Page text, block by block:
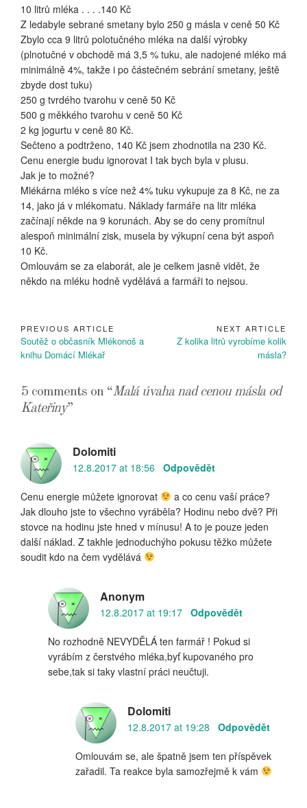
10 litrů mléka . . . .140 Kč
Z ledabyle sebrané smetany bylo 250 g másla v ceně 50 Kč
Zbylo cca 9 litrů polotučného mléka na další výrobky
(plnotučné v obchodě má 3,5 % tuku, ale nadojené mléko má
minimálně 4%, takže i po částečném sebrání smetany, ještě
zbyde dost tuku)
250 g tvrdého tvarohu v ceně 50 Kč
500 g měkkého tvarohu v ceně 50 Kč
2 kg jogurtu v ceně 80 Kč.
Sečteno a podtrženo, 140 Kč jsem zhodnotila na 230 Kč.
Cenu energie budu ignorovat I tak bych byla v plusu.
Jak je to možné?
Mlékárna mléko s více než 4% tuku vykupuje za 8 Kč, ne za
14, jako já v mlékomatu. Náklady farmáře na litr mléka
začínají někde na 9 korunách. Aby se do ceny promítnul
alespoň minimální zisk, musela by výkupní cena být aspoň
10 Kč.
Omlouvám se za elaborát, ale je celkem jasně vidět, že
někdo na mléku hodně vydělává a farmáři to nejsou.
Navigace
pro
PREVIOUS ARTICLE
Previous
Article:
Soutěž o občasník Mlékonoš a
knihu Domácí Mlékař
NEXT ARTICLE
Next
Z kolika litrů vyrobíme kolik
másla?
5 comments on “Malá úvaha nad cenou másla od
Kateřiny”
Dolomiti
12.8.2017 at 18:56 Odpovědět
Cenu energie můžete ignorovat
a co cenu vaší práce?
Jak dlouho jste to všechno vyráběla? Hodinu nebo dvě? Při
stovce na hodinu jste hned v mínusu! A to je pouze jeden
další náklad. Z takhle jednoduchýho pokusu těžko můžete
soudit kdo na čem vydělává
Anonym
12.8.2017 at 19:17 Odpovědět
No rozhodně NEVYDĚLÁ ten farmář ! Pokud si
vyrábím z čerstvého mléka,byť kupovaného pro
sebe,tak si taky vlastní práci neučtuji.
Dolomiti
12.8.2017 at 19:28 Odpovědět
Omlouvám se, ale špatně jsem ten příspěvek
zařadil. Ta reakce byla samozřejmě k vám